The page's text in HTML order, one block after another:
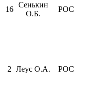
16
Сенькин
О.Б.
РОС
2 Леус О.А. РОС